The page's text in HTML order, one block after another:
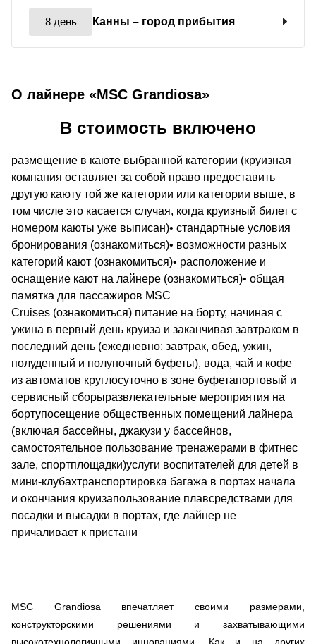
8 день Канны – город прибытия
О лайнере «MSC Grandiosa»
MSC Grandiosa впечатляет своими размерами,
конструкторскими решениями и захватывающими
высокотехнологичными инновациями. Как и на других
В стоимость включено
размещение в каюте выбранной категории (круизная
компания оставляет за собой право предоставить
другую каюту той же категории или категории выше, в
том числе это касается случая, когда круизный билет с
номером каюты уже выписан)• стандартные условия
бронирования (ознакомиться)• возможности разных
категорий кают (ознакомиться)• расположение и
оснащение кают на лайнере (ознакомиться)• общая
памятка для пассажиров MSC
Cruises (ознакомиться) питание на борту, начиная с
ужина в первый день круиза и заканчивая завтраком в
последний день (ежедневно: завтрак, обед, ужин,
полуденный и полуночный буфеты), вода, чай и кофе
из автоматов круглосуточно в зоне буфетапортовый и
сервисный сборыразвлекательные мероприятия на
бортупосещение общественных помещений лайнера
(включая бассейны, джакузи у бассейнов,
самостоятельное пользование тренажерами в фитнес
зале, спортплощадки)услуги воспитателей для детей в
мини-клубахтранспортировка багажа в портах начала
и окончания круизапользование плавсредствами для
посадки и высадки в портах, где лайнер не
причаливает к пристани